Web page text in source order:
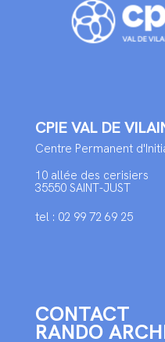
CPIE VAL DE
Centre Permanent
10 allée des cerisiers
35550 SAINT-JUST
tel : 02 99 72 69 25
CONTACT
RANDO